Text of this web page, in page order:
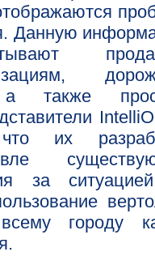
Данную
также
их
за
городу